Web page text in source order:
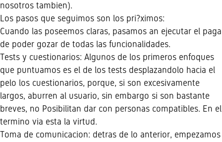
nosotros tambien).
Los pasos que seguimos son los pri?ximos:
Cuando las poseemos claras, pasamos an ejecutar el paga
de poder gozar de todas las funcionalidades.
Tests y cuestionarios: Algunos de los primeros enfoques
que puntuamos es el de los tests desplazandolo hacia el
pelo los cuestionarios, porque, si son excesivamente
largos, aburren al usuario, sin embargo si son bastante
breves, no Posibilitan dar con personas compatibles. En el
termino vi­a esta la virtud.
Toma de comunicacion: detras de lo anterior, empezamos